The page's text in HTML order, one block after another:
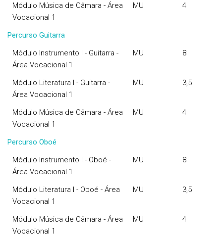
Módulo Música de Câmara - Área
Vocacional 1
MU 4
Percurso Guitarra
Módulo Instrumento I - Guitarra -
Área Vocacional 1
MU 8
Módulo Literatura I - Guitarra -
Área Vocacional 1
MU 3,5
Módulo Música de Câmara - Área
Vocacional 1
MU 4
Percurso Oboé
Módulo Instrumento I - Oboé -
Área Vocacional 1
MU 8
Módulo Literatura I - Oboé - Área
Vocacional 1
MU 3,5
Módulo Música de Câmara - Área
Vocacional 1
MU 4